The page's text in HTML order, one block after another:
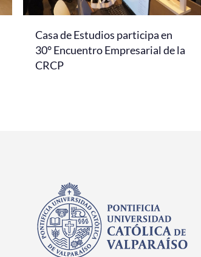
Casa de Estudios participa en
30° Encuentro Empresarial de la
CRCP